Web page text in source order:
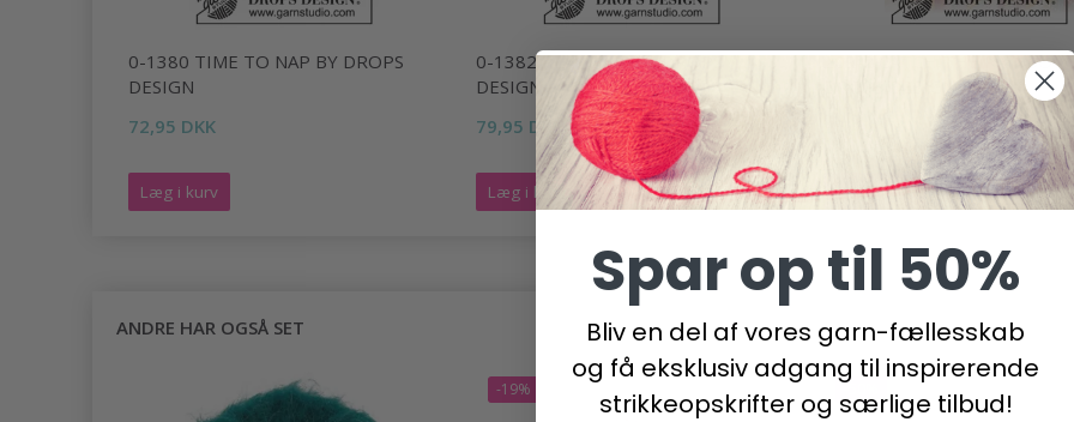
0-1380 TIME TO NAP BY DROPS
DESIGN
72,95 DKK
Læg i kurv
0-1382 PLAYTIME BY DROPS
DESIGN
79,95 DKK
Læg i kurv
209-2 CATCH THE RAINBOW
DROPS DESIGN
Læg i kurv
ANDRE HAR OGSÅ SET
-19%
Spar op til 50%
Bliv en del af vores garn-fællesskab
og få eksklusiv adgang til inspirerende
strikkeopskrifter og særlige tilbud!